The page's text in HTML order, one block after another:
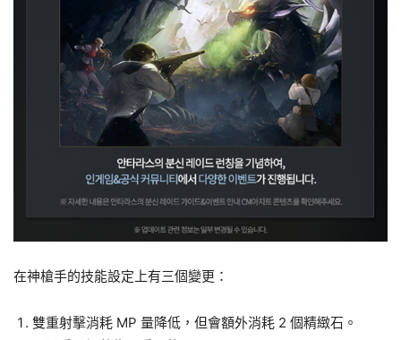
在神槍手的技能設定上有三個變更：
雙重射擊消耗 MP 量降低，但會額外消耗 2 個精緻石。